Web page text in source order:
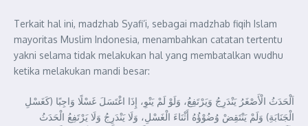
Terkait hal ini, madzhab Syafi’i, sebagai madzhab fiqih Islam
mayoritas Muslim Indonesia, menambahkan catatan tertentu
yakni selama tidak melakukan hal yang membatalkan wudhu
ketika melakukan mandi besar:
اَلْحَدَثُ الْأَصْغَرُ يَنْدَرِجُ وَيَرْتَفِعُ، وَلَوْ لَمْ يَنْوِ، إِذَا اغْتَسَلَ غَسْلًا وَاجِبًا (كَغَسْلِ
الْجَنَابَةِ) وَلَمْ يَنْتَقِضْ وُضُوْؤُهُ أَثْنَاءَ الْغَسْلِ، وَلَا يَنْدَرِجُ وَلَا يَرْتَفِعُ الْحَدَثُ